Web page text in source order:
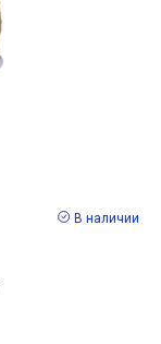
В наличии